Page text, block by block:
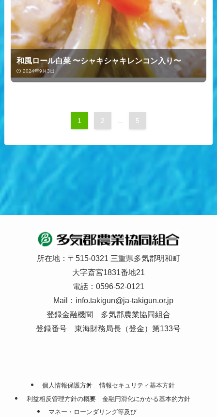
和風ロール白菜 〜シャキシャキレンコン入り〜
2024年9月3日
1 2 5
所在地：〒515-0321 三重県多気郡明和町
大字斎宮1831番地21
電話：0596-52-0121
Mail： info.takigun@ja-takigun.or.jp
登録金融機関 多気郡農業協同組合
登録番号 東海財務局長（登金）第133号
個人情報保護方針
情報セキュリティ基本方針
利益相反管理方針の概要
金融円滑化にかかる基本的方針
マネー・ローンダリング等及び